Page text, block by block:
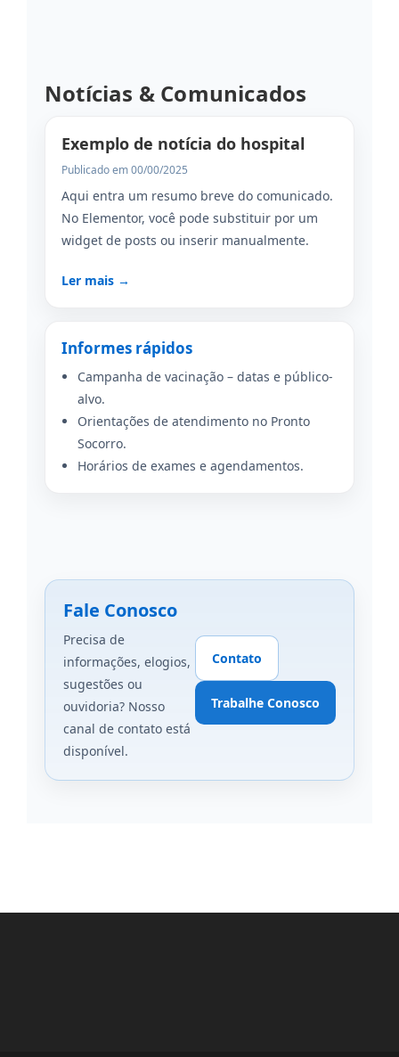
Notícias & Comunicados
Exemplo de notícia do hospital
Publicado em 00/00/2025
Aqui entra um resumo breve do comunicado.
No Elementor, você pode substituir por um
widget de posts ou inserir manualmente.
Ler mais →
Informes rápidos
Campanha de vacinação – datas e público-
alvo.
Orientações de atendimento no Pronto
Socorro.
Horários de exames e agendamentos.
Fale Conosco
Precisa de
informações, elogios,
sugestões ou
ouvidoria? Nosso
canal de contato está
disponível.
Contato
Trabalhe Conosco